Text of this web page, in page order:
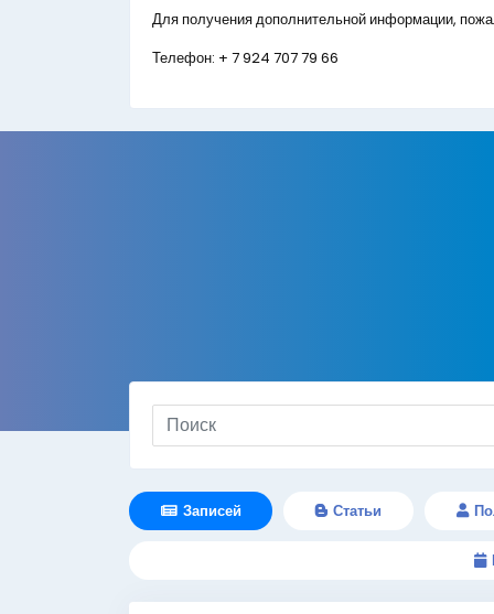
Для получения дополнительной информации,
Телефон: + 7 924 707 79 66
Записей Статьи